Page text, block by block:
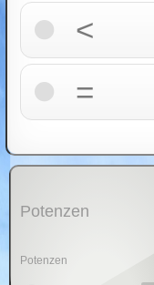
<
=
Potenzen
Potenzen